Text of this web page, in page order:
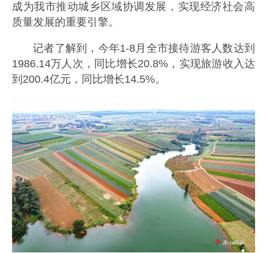
成为我市推动城乡区域协调发展，实现经济社会高
质量发展的重要引擎。
记者了解到，今年1-8月全市接待游客人数达到
1986.14万人次，同比增长20.8%，实现旅游收入达
到200.4亿元，同比增长14.5%。